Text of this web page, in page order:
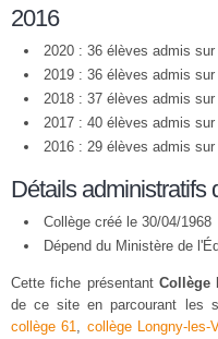
2016
2020 : 36 élèves admis
2019 : 36 élèves admis
2018 : 37 élèves admis
2017 : 40 élèves admis
2016 : 29 élèves admis
Détails administratifs
Collège créé le 30/04/1968
Dépend du Ministère de
Cette fiche présentant Collège
de ce site en parcourant les
collège 61, collège Longny-les-